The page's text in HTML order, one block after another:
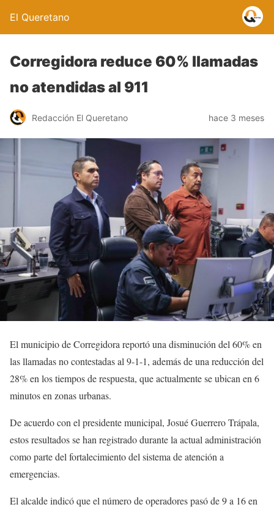
El Queretano
Corregidora reduce 60% llamadas
no atendidas al 911
Redacción El Queretano hace 3 meses
El municipio de Corregidora reportó una disminución del 60% en
las llamadas no contestadas al 9-1-1, además de una reducción del
28% en los tiempos de respuesta, que actualmente se ubican en 6
minutos en zonas urbanas.
De acuerdo con el presidente municipal, Josué Guerrero Trápala,
estos resultados se han registrado durante la actual administración
como parte del fortalecimiento del sistema de atención a
emergencias.
El alcalde indicó que el número de operadores pasó de 9 a 16 en